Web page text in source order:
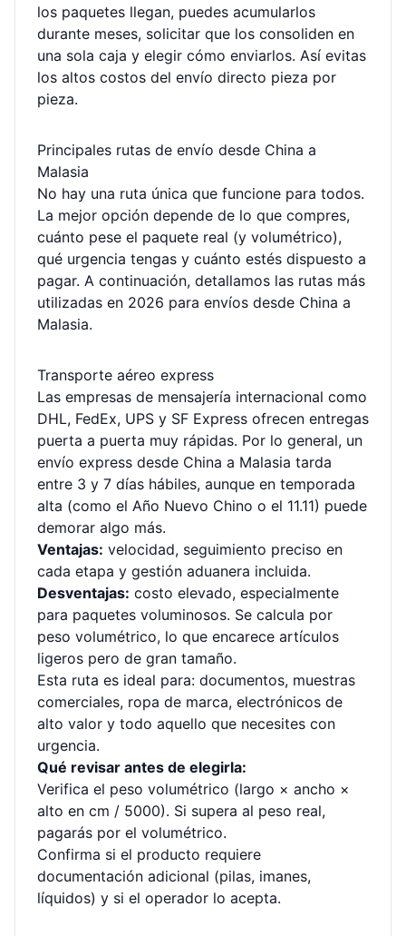
los paquetes llegan, puedes acumularlos
durante meses, solicitar que los consoliden en
una sola caja y elegir cómo enviarlos. Así evitas
los altos costos del envío directo pieza por
pieza.
Principales rutas de envío desde China a
Malasia
No hay una ruta única que funcione para todos.
La mejor opción depende de lo que compres,
cuánto pese el paquete real (y volumétrico),
qué urgencia tengas y cuánto estés dispuesto a
pagar. A continuación, detallamos las rutas más
utilizadas en 2026 para envíos desde China a
Malasia.
Transporte aéreo express
Las empresas de mensajería internacional como
DHL, FedEx, UPS y SF Express ofrecen entregas
puerta a puerta muy rápidas. Por lo general, un
envío express desde China a Malasia tarda
entre 3 y 7 días hábiles, aunque en temporada
alta (como el Año Nuevo Chino o el 11.11) puede
demorar algo más.
Ventajas: velocidad, seguimiento preciso en
cada etapa y gestión aduanera incluida.
Desventajas: costo elevado, especialmente
para paquetes voluminosos. Se calcula por
peso volumétrico, lo que encarece artículos
ligeros pero de gran tamaño.
Esta ruta es ideal para: documentos, muestras
comerciales, ropa de marca, electrónicos de
alto valor y todo aquello que necesites con
urgencia.
Qué revisar antes de elegirla:
Verifica el peso volumétrico (largo × ancho ×
alto en cm / 5000). Si supera al peso real,
pagarás por el volumétrico.
Confirma si el producto requiere
documentación adicional (pilas, imanes,
líquidos) y si el operador lo acepta.